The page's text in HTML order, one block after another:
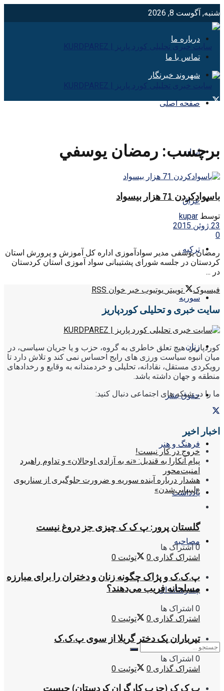
شنبه, آگوست 8, 2026
درباره ما
تماس با ما
شهروند خبرنگار
صفحه اصلی
ایران
عراق
ترکیه
سوریه
زنان
حقوق بشر
فرهنگ و هنر
یادداشت
مصاحبه
چندرسانه ای
برچسب: رمضان يوسفي
باسوادکردن 71 هزار بیسواد
توسط kupar
23 ژوئن 2015
0
رمضان یوسفی مدیر سوادآموزی اداره کل آموزش و پرورش استان
کردستان در جلسه شورای پشتیبانی سواد آموزی استان کردستان
در ...
فیسبوک
توییتر یوتیوب خبر خوان RSS
سایت خبری و تحلیلی کوردپاریز
کوردپاریز، هیچ تعلق خاطری به گروه، حزب و یا جریان سیاسی، در
میان انبوه سیاست ورزی های رایج احساس نمی کند و تلاش دارد تا
رویکردی مستقل، نقادانه، تحلیلی و خردمندانه به وقایع و رخدادهای
منطقه و جهان داشته باشد.
ما را در شبکه های اجتماعی دنبال کنید:
اخبار اخیر
خروج در کار نیست!
پیام آنکارا به قندیل: «نه به آزادی اوجالان» و تداوم راهبرد
امنیت‌محور
هشدار درباره آینده سوریه و ضرورت جلوگیری از سناریوی
«لیبیایی‌شدن»
گلستان پرور: پ ک ک چیزی جز دروغ نیست
0 اشتراک ها
اشتراک گذاری 0 توئیت 0
پ.ک.ک و پژاک چگونه زنان و دختران را برای مبارزه
مسلحانه فریب می‌دهند؟
0 اشتراک ها
اشتراک گذاری 0 توئیت 0
تیرباران یک دختر گریلا از سوی پ.ک.ک
0 اشتراک ها
اشتراک گذاری 0 توئیت 0
پ ک ک (حزب کارگران کردستان) چیست